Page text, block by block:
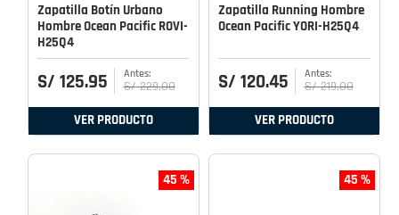
Zapatilla Botín Urbano
Hombre Ocean Pacific ROVI-
H25Q4
S/ 125.95 S/ 229.00
VER PRODUCTO
Zapatilla Running Hombre
Ocean Pacific YORI-H25Q4
S/ 120.45 S/ 219.00
VER PRODUCTO
45 % 45 %